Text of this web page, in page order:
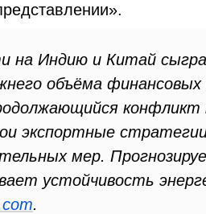
на Индию и Китай
объёма финансовых
конфликт
экспортные
мер.
устойчивость
.